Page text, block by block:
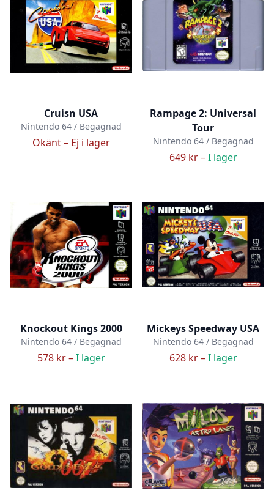
Cruisn USA
Nintendo 64 / Begagnad
Okänt – Ej i lager
Rampage 2: Universal
Tour
Nintendo 64 / Begagnad
649 kr –I lager
Knockout Kings 2000
Nintendo 64 / Begagnad
578 kr –I lager
Mickeys Speedway USA
Nintendo 64 / Begagnad
628 kr –I lager